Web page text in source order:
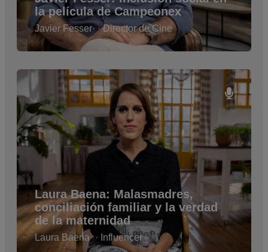
la película de Campeonex
Javier Fesser· · Director de Cine
Laura Baena: Malasmadres,
conciliación familiar y la verdad
de la maternidad
Laura Baena· · Influencer